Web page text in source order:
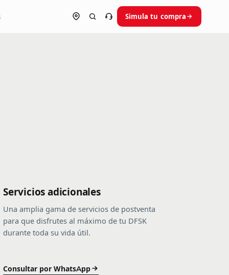
Ubica tu concesionario
Habla con un asesor
Simula tu compra
Servicios adicionales
Una amplia gama de servicios de postventa
para que disfrutes al máximo de tu DFSK
durante toda su vida útil.
Consultar por WhatsApp